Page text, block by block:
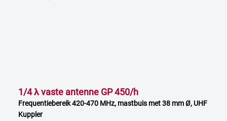
1/4 λ vaste antenne GP 450/h
Frequentiebereik 420-470 MHz, mastbuis met 38 mm Ø, UHF
Kuppler